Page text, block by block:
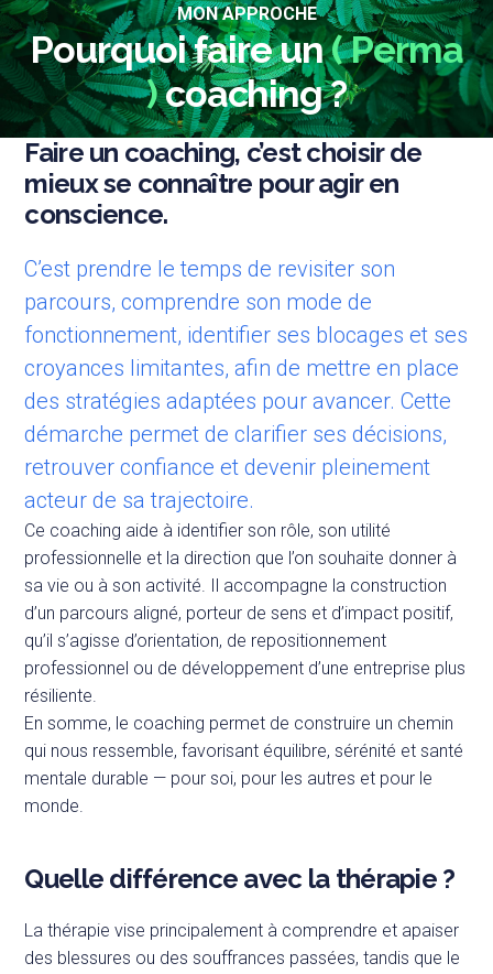
MON APPROCHE
Pourquoi faire un( Perma
)coaching ?
Faire un coaching, c’est choisir de
mieux se connaître pour agir en
conscience.
C’est prendre le temps de revisiter son
parcours, comprendre son mode de
fonctionnement, identifier ses blocages et ses
croyances limitantes, afin de mettre en place
des stratégies adaptées pour avancer. Cette
démarche permet de clarifier ses décisions,
retrouver confiance et devenir pleinement
acteur de sa trajectoire.
Ce coaching aide à identifier son rôle, son utilité
professionnelle et la direction que l’on souhaite donner à
sa vie ou à son activité. Il accompagne la construction
d’un parcours aligné, porteur de sens et d’impact positif,
qu’il s’agisse d’orientation, de repositionnement
professionnel ou de développement d’une entreprise plus
résiliente.
En somme, le coaching permet de construire un chemin
qui nous ressemble, favorisant équilibre, sérénité et santé
mentale durable — pour soi, pour les autres et pour le
monde.
Quelle différence avec la thérapie ?
La thérapie vise principalement à comprendre et apaiser
des blessures ou des souffrances passées, tandis que le